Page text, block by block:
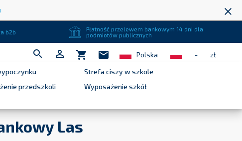
close
b2b
Płatność przelewem bankowym 14 dni dla
podmiotów publicznych
  shopping_cart mail Polska -
zł
Strefa ciszy w szkole
przedszkoli
Wyposażenie szkół
Las